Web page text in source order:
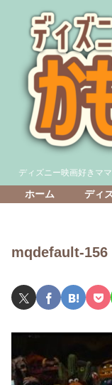
ディズニー映画好きマ
ホーム ディ
mqdefault-156